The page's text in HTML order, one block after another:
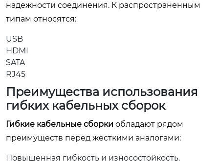
надежности соединения. К распространенным
типам относятся:
USB
HDMI
SATA
RJ45
Преимущества использования
гибких кабельных сборок
Гибкие кабельные сборки обладают рядом
преимуществ перед жесткими аналогами:
Повышенная гибкость и износостойкость.